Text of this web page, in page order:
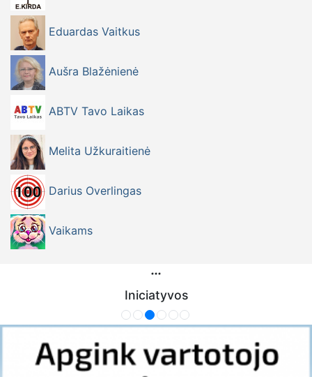
Eduardas Vaitkus
Aušra Blažėnienė
ABTV Tavo Laikas
Melita Užkuraitienė
Darius Overlingas
Vaikams
Iniciatyvos